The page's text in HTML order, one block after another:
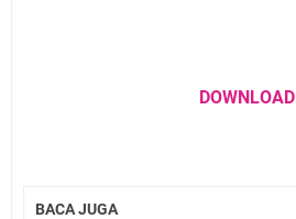
DOWNLOAD
BACA JUGA